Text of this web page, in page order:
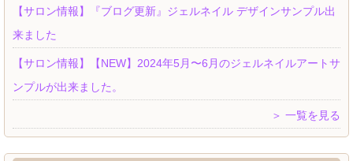
【サロン情報】『ブログ更新』ジェルネイル デザインサンプル出
来ました
【サロン情報】【NEW】2024年5月〜6月のジェルネイルアートサ
ンプルが出来ました。
＞ 一覧を見る